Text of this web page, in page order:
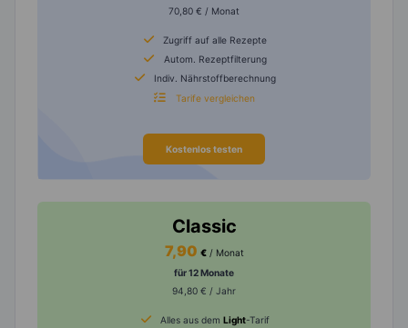
70,80 € / Monat
Zugriff auf alle Rezepte
Autom. Rezeptfilterung
Indiv. Nährstoffberechnung
Tarife vergleichen
Kostenlos testen
Classic
7,90 € / Monat
für 12 Monate
94,80 € / Jahr
Alles aus dem Light-Tarif